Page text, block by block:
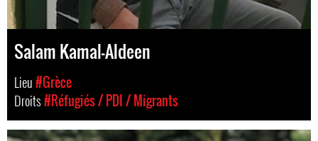
Salam Kamal-Aldeen
Lieu#Grèce
Droits#Réfugiés / PDI / Migrants